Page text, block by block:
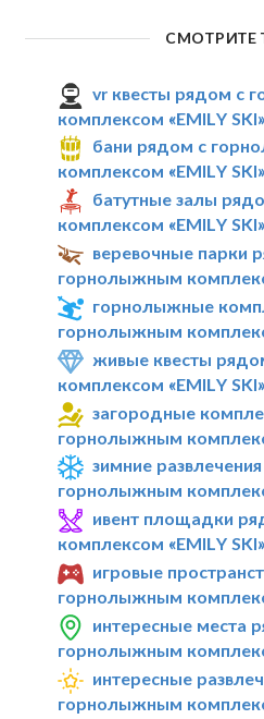
СМОТРИТЕ
vr квесты рядом с
комплексом «EMILY SKI»
бани рядом с
комплексом «EMILY SKI»
батутные залы
комплексом «EMILY SKI»
веревочные парки
горнолыжным
горнолыжные
горнолыжным
живые квесты
комплексом «EMILY SKI»
загородные
горнолыжным
зимние
горнолыжным
ивент площадки
комплексом «EMILY SKI»
игровые
горнолыжным
интересные места
горнолыжным
интересные
горнолыжным